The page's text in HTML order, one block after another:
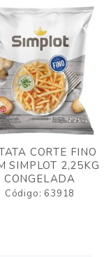
CORTE FINO
SIMPLOT 2,25KG
CONGELADA
Código: 63918